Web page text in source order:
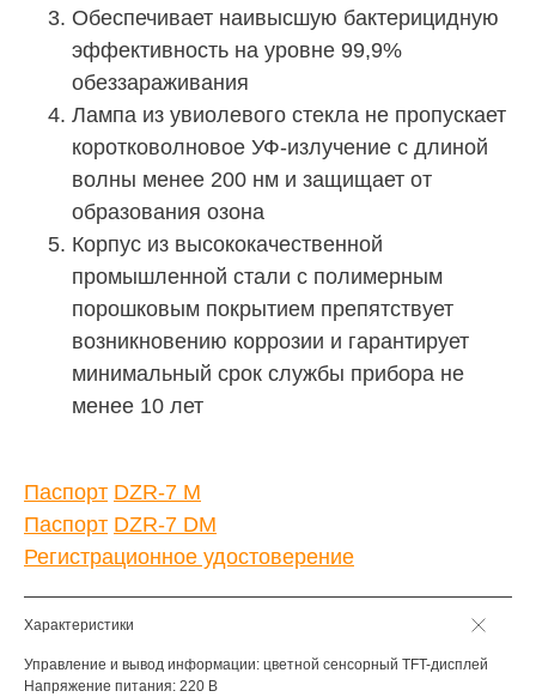
Обеспечивает наивысшую бактерицидную
эффективность на уровне 99,9%
обеззараживания
Лампа из увиолевого стекла не пропускает
коротковолновое УФ-излучение с длиной
волны менее 200 нм и защищает от
образования озона
Корпус из высококачественной
промышленной стали с полимерным
порошковым покрытием препятствует
возникновению коррозии и гарантирует
минимальный срок службы прибора не
менее 10 лет
Паспорт DZR-7 M
Паспорт DZR-7 DM
Регистрационное удостоверение
Характеристики
Управление и вывод информации: цветной сенсорный TFT-дисплей
Напряжение питания: 220 В